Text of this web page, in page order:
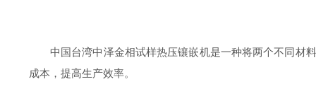
中国台湾中泽金相试样热压镶嵌机是一种将两个不同材
成本，提高生产效率。